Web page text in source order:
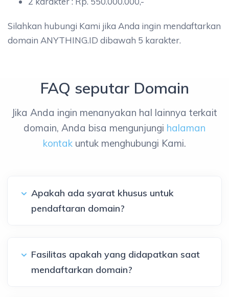
Silahkan hubungi Kami jika Anda ingin mendaftarkan
domain ANYTHING.ID dibawah 5 karakter.
FAQ seputar Domain
Jika Anda ingin menanyakan hal lainnya terkait
domain, Anda bisa mengunjungi halaman
kontak untuk menghubungi Kami.
Apakah ada syarat khusus untuk
pendaftaran domain?
Fasilitas apakah yang didapatkan saat
mendaftarkan domain?